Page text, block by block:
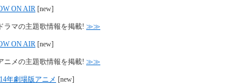
ON AIR [new]
ラマの主題歌情報を掲載! ≫≫
ON AIR [new]
ニメの主題歌情報を掲載! ≫≫
年劇場版アニメ [new]